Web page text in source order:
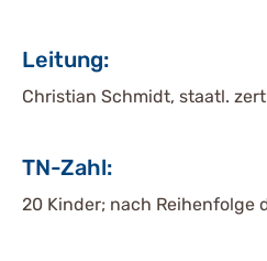
Leitung:
Christian Schmidt, staatl.
TN-Zahl:
20 Kinder; nach Reihenfolge